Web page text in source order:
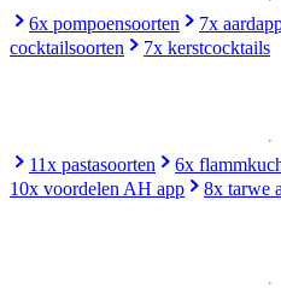
6x pompoensoorten 7x
cocktailsoorten
7x kerstcocktails
11x pastasoorten 6x
10x voordelen AH app
8x tarwe